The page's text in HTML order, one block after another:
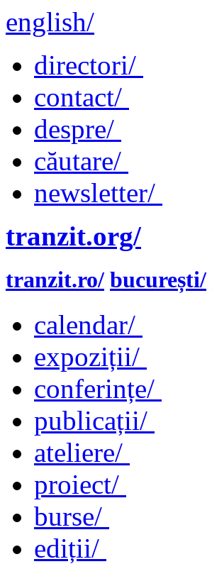
english/
directori/
contact/
despre/
căutare/
newsletter/
tranzit.org/
tranzit.ro/ bucurești/
calendar/
expoziții/
conferințe/
publicații/
ateliere/
proiect/
burse/
ediții/